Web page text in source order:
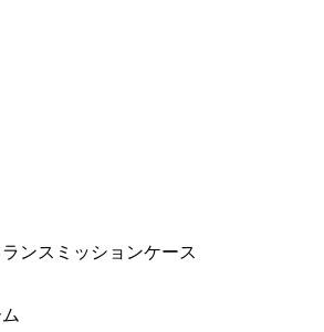
ンスミッションケース